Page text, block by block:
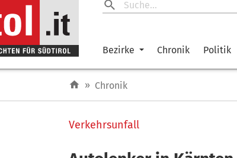
Bezirke Chronik Politik
» Chronik
Verkehrsunfall